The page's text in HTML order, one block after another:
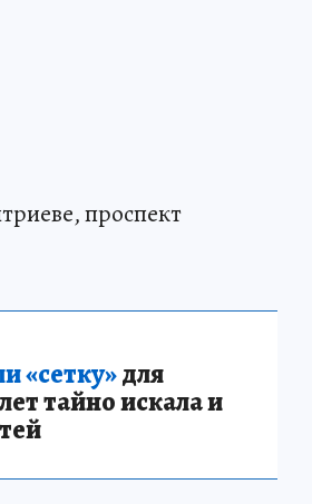
проспект
«сетку»для
тайно искала и